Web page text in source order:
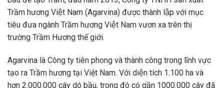
Trầm hương Việt Nam (Agarvina) được thành lập với mục
tiêu đưa ngành Trầm hương Việt Nam vươn xa trên thị
trường Trầm Hương thế giới.
Agarvina là Công ty tiên phong và thành công trong lĩnh vực
tạo ra Trầm hương tại Việt Nam. Với diện tích 1.100 ha và
hơn 2.000.000 cây dó bầu, trong đó có gần 1000.000 cây đã